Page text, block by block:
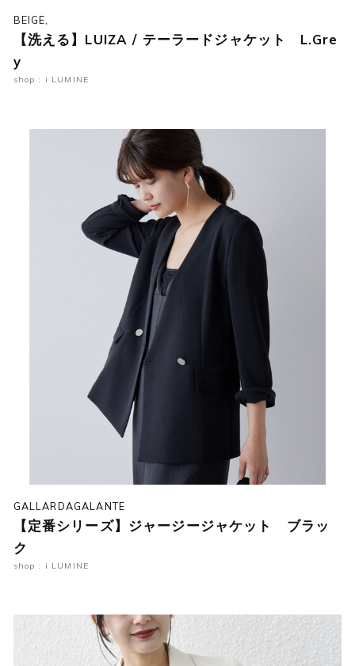
BEIGE,
【洗える】LUIZA / テーラードジャケット L.Gre
y
shop : i LUMINE
GALLARDAGALANTE
【定番シリーズ】ジャージージャケット ブラッ
ク
shop : i LUMINE